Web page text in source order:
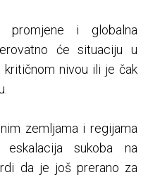
promjene i globalna
će situaciju u
kritičnom nivou ili je čak
zemljama i regijama
sukoba na
da je još prerano za